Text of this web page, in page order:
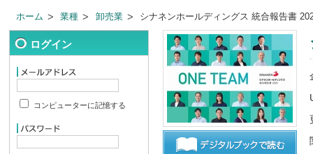
ホーム 業種 卸売業 シナネンホールディングス 統合報告書
ログイン
コンピューターに記憶する